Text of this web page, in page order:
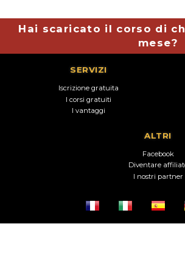
Hai scaricato il corso di
mese?
SERVIZI
Iscrizione gratuita
I corsi gratuiti
I vantaggi
ALTRI
Facebook
Diventare
I nostri partner